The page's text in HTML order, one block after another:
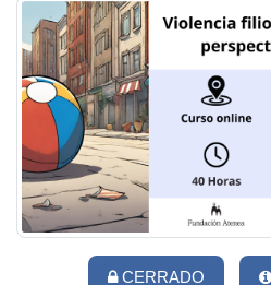
CERRADO